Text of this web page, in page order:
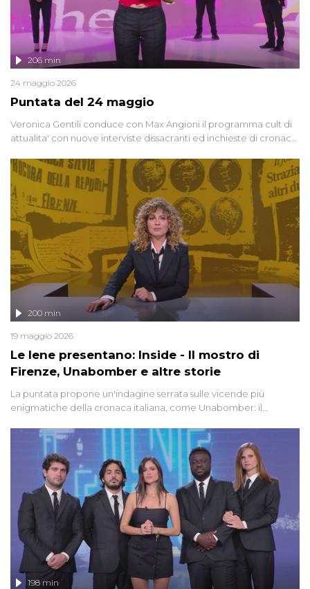
Puntata del 24 maggio
206 min
24 maggio 2026
Veronica Gentili conduce con Max Angioni il programma cult di
attualita' con nuove interviste dissacranti ed inchieste di cronaca
Le Iene presentano: Inside - Il mostro di
Firenze, Unabomber e altre storie
200 min
19 maggio 2026
La puntata propone un'indagine serrata sulle vicende più
enigmatiche della cronaca italiana, come Unabomber: il
'90 e il 2000 che, inquietantemente, potrebbe essere ancora in
libertà. Lo speciale affronta inoltre le zone d'ombra sul Mostro di
Firenze, le cui responsabilità appaiono ancora oggi avvolte in un
groviglio di dubbi mai chiariti. Nel corso dello speciale anche
l'intervista inedita a Olindo Romano, realizzata ne...
198 min